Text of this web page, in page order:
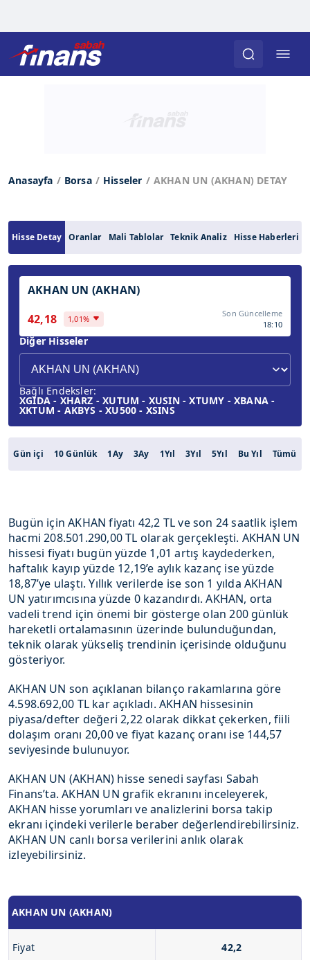
Anasayfa Borsa Hisseler AKHAN UN (AKHAN) DETAY
Hisse Detay Oranlar Mali Tablolar Teknik Analiz Hisse Haberleri
AKHAN UN (AKHAN)
42,18
1,01%
Son Güncelleme
18:10
Diğer Hisseler
Bağlı Endeksler:
XGIDA - XHARZ - XUTUM - XUSIN - XTUMY - XBANA -
XKTUM - AKBYS - XU500 - XSINS
Gün içi 10 Günlük 1Ay 3Ay 1Yıl 3Yıl 5Yıl Bu Yıl Tümü
Bugün için AKHAN fiyatı 42,2 TL ve son 24 saatlik işlem
hacmi 208.501.290,00 TL olarak gerçekleşti. AKHAN UN
hissesi fiyatı bugün yüzde 1,01 artış kaydederken,
haftalık kayıp yüzde 12,19’e aylık kazanç ise yüzde
18,87’ye ulaştı. Yıllık verilerde ise son 1 yılda AKHAN
UN yatırımcısına yüzde 0 kazandırdı. AKHAN, orta
vadeli trend için önemi bir gösterge olan 200 günlük
hareketli ortalamasının üzerinde bulunduğundan,
teknik olarak yükseliş trendinin içerisinde olduğunu
gösteriyor.
AKHAN UN son açıklanan bilanço rakamlarına göre
4.598.692,00 TL kar açıkladı. AKHAN hissesinin
piyasa/defter değeri 2,22 olarak dikkat çekerken, fiili
dolaşım oranı 20,00 ve fiyat kazanç oranı ise 144,57
seviyesinde bulunuyor.
AKHAN UN (AKHAN) hisse senedi sayfası Sabah
Finans’ta. AKHAN UN grafik ekranını inceleyerek,
AKHAN hisse yorumları ve analizlerini borsa takip
ekranı içindeki verilerle beraber değerlendirebilirsiniz.
AKHAN UN canlı borsa verilerini anlık olarak
izleyebilirsiniz.
AKHAN UN (AKHAN)
Fiyat 42,2